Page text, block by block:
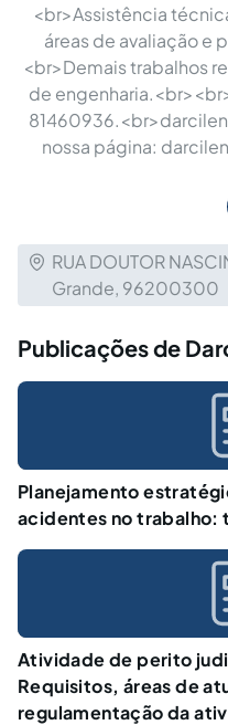
<br>Assistência
áreas de avaliação e
<br>Demais trabalhos
de
81460936.<br>
nossa página:
RUA DOUTOR
Grande, 96200300
Publicações de
Planejamento
acidentes no trabalho:
Atividade de perito
Requisitos, áreas de
regulamentação da